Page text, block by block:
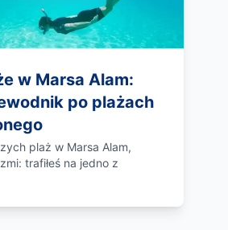
w Marsa Alam:
po plażach
plaż w Marsa Alam,
trafiłeś na jedno z